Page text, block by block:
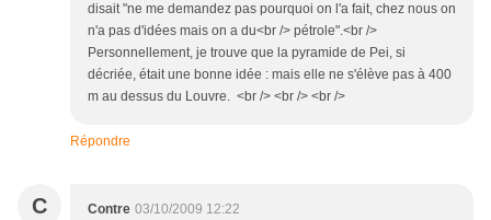
disait "ne me demandez pas pourquoi on l'a fait, chez nous on
n'a pas d'idées mais on a du<br /> pétrole".<br />
Personnellement, je trouve que la pyramide de Pei, si
décriée, était une bonne idée : mais elle ne s'élève pas à 400
m au dessus du Louvre. <br /> <br /> <br />
Répondre
C Contre 03/10/2009 12:22